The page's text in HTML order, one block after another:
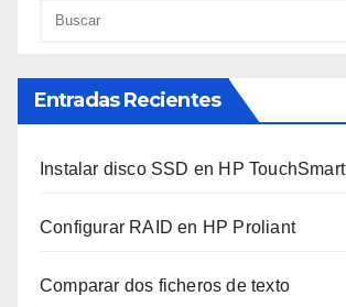
Entradas Recientes
Instalar disco SSD en HP TouchSmart
Configurar RAID en HP Proliant
Comparar dos ficheros de texto